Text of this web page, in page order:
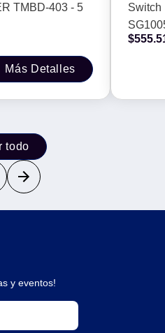
TMBD-403 - 5
Más Detalles
Switch
$
todo
y eventos!